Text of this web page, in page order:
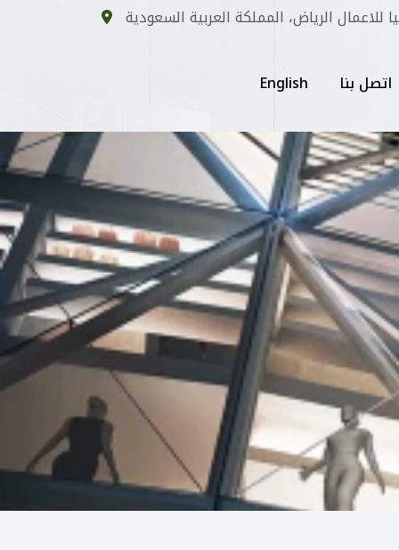
للاعمال الرياض، المملكة العربية السعودية
اتصل بنا English